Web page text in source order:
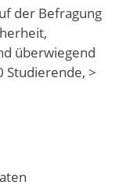
der Befragung
überwiegend
Studierende, >